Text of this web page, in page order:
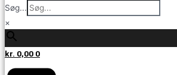
Søg...
×
kr. 0,00 0